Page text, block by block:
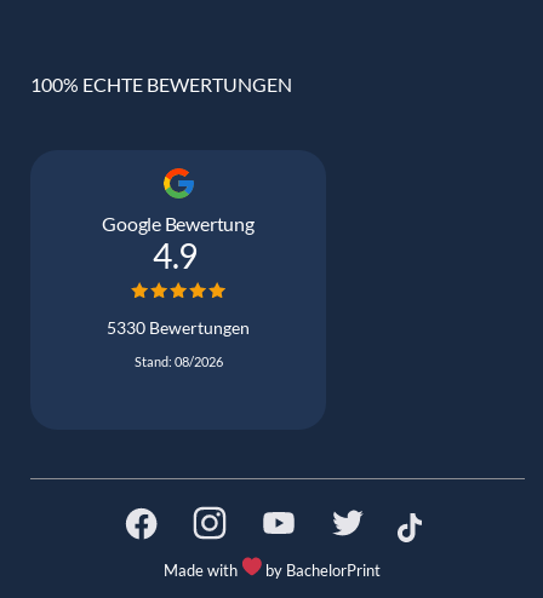
100% ECHTE BEWERTUNGEN
Google Bewertung
4.9
5330 Bewertungen
Stand: 08/2026
Made with by BachelorPrint